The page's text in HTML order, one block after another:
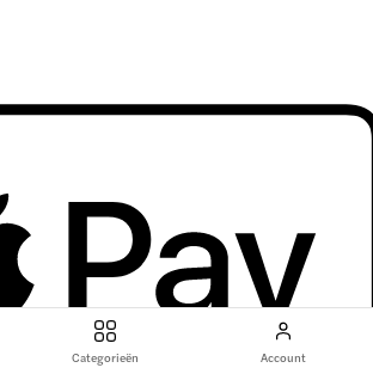
Categorieën Account